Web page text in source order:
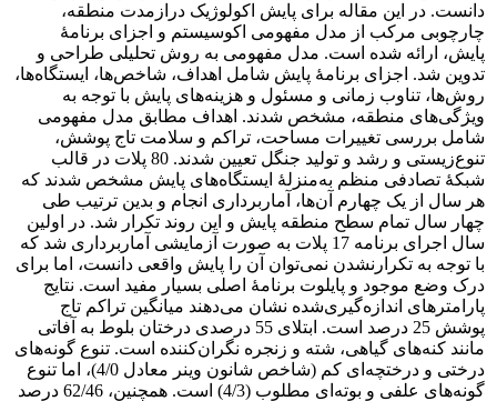
دانست. در این مقاله برای پایش اکولوژیک درازمدت منطقه،
چارچوبی مرکب از مدل مفهومی اکوسیستم و اجزای برنامۀ
پایش، ارائه‌‌ شده است. مدل مفهومی به روش تحلیلی طراحی و
تدوین شد. اجزای برنامۀ پایش شامل اهداف، شاخص‌‌ها، ایستگاه‌‌ها،
روش‌‌ها، تناوب زمانی و مسئول و هزینه‌‌های پایش با توجه به
ویژگی‌‌های منطقه، مشخص شدند. اهداف مطابق مدل مفهومی
شامل بررسی تغییرات مساحت، تراکم و سلامت تاج پوشش،
تنوع‌‌زیستی و رشد و تولید جنگل تعیین شدند. 80 پلات در قالب
شبکۀ تصادفی منظم به‌منزلۀ ایستگاه‌‌های پایش مشخص شدند که
هر سال از یک چهارم آن‌ها، آماربرداری انجام و بدین ترتیب طی
چهار سال تمام سطح منطقه پایش و این روند تکرار ‌‌شد. در اولین
سال اجرای برنامه 17 پلات به صورت آزمایشی آماربرداری شد که
با توجه به تکرار‌نشدن نمی‌‌توان آن را پایش واقعی دانست، اما برای
درک وضع موجود و پایلوت برنامۀ اصلی بسیار مفید است. نتایج
پارامترهای اندازه‌‌گیری‌‌شده نشان می‌‌دهند میانگین تراکم تاج
پوشش 25 درصد است. ابتلای 55 درصدی درختان بلوط به آفاتی
مانند کنه‌‌‌های گیاهی، شته و زنجره نگران‌‌کننده است. تنوع گونه‌‌های
درختی و درختچه‌‌ای کم (شاخص شانون وینر معادل 4/0)، اما تنوع
گونه‌‌های علفی و بوته‌‌‌ای مطلوب (4/3) است. همچنین، 62/46 درصد